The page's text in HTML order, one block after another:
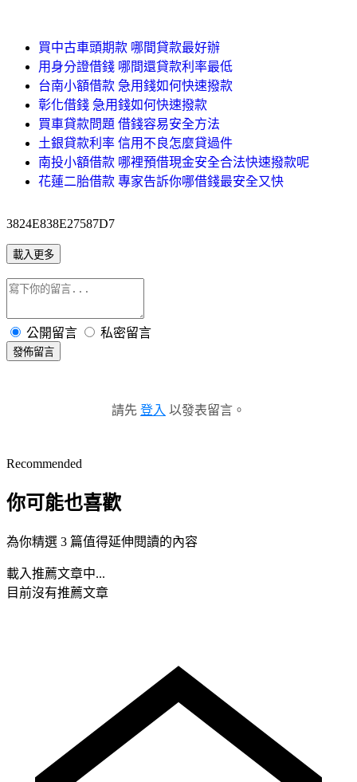
買中古車頭期款 哪間貸款最好辦
用身分證借錢 哪間還貸款利率最低
台南小額借款 急用錢如何快速撥款
彰化借錢 急用錢如何快速撥款
買車貸款問題 借錢容易安全方法
土銀貸款利率 信用不良怎麼貸過件
南投小額借款 哪裡預借現金安全合法快速撥款呢
花蓮二胎借款 專家告訴你哪借錢最安全又快
3824E838E27587D7
載入更多
公開留言 私密留言
發佈留言
請先 登入 以發表留言。
Recommended
你可能也喜歡
為你精選 3 篇值得延伸閱讀的內容
載入推薦文章中...
目前沒有推薦文章